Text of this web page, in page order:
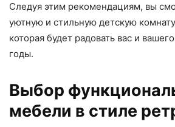
Следуя этим рекомендациям, вы
уютную и стильную детскую
которая будет радовать вас и
годы.
Выбор
мебели в стиле